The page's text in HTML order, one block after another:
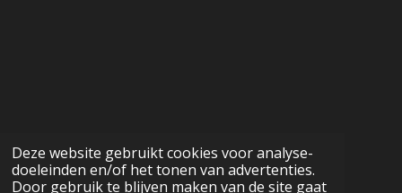
Deze website gebruikt cookies voor analyse-
doeleinden en/of het tonen van advertenties.
Door gebruik te blijven maken van de site gaat